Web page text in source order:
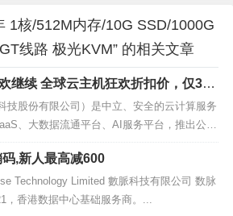
1核/512M内存/10G SSD/1000G
线路 极光KVM” 的相关文章
继续 全球云主机狂欢折扣价，仅37
技股份有限公司）是中立、安全的云计算服务
、大数据流通平台、AI服务平台，推出公有
,新人最高减600
Technology Limited 數脈科技有限公司 数脉
，香港数据中心基础服务商。...